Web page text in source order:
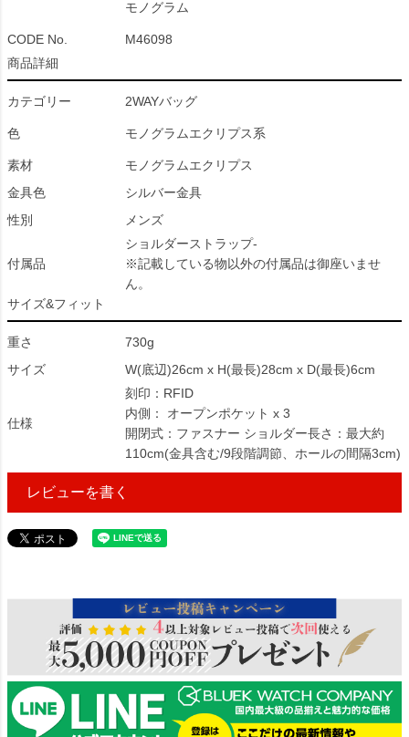
モノグラム
CODE No.
M46098
商品詳細
カテゴリー 2WAYバッグ
色 モノグラムエクリプス系
素材
モノグラムエクリプス
金具色
シルバー金具
性別
メンズ
付属品
ショルダーストラップ-
※記載している物以外の付属品は御座いませ
ん。
サイズ&フィット
重さ
730g
サイズ
W(底辺)26cm x H(最長)28cm x D(最長)6cm
仕様
刻印：RFID
内側： オープンポケット x 3
開閉式：ファスナー ショルダー長さ：最大約
110cm(金具含む/9段階調節、ホールの間隔3cm)
レビューを書く